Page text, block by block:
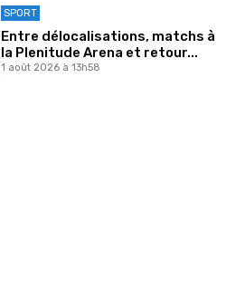
SPORT
Entre délocalisations, matchs à
la Plenitude Arena et retour...
1 août 2026 à 13h58